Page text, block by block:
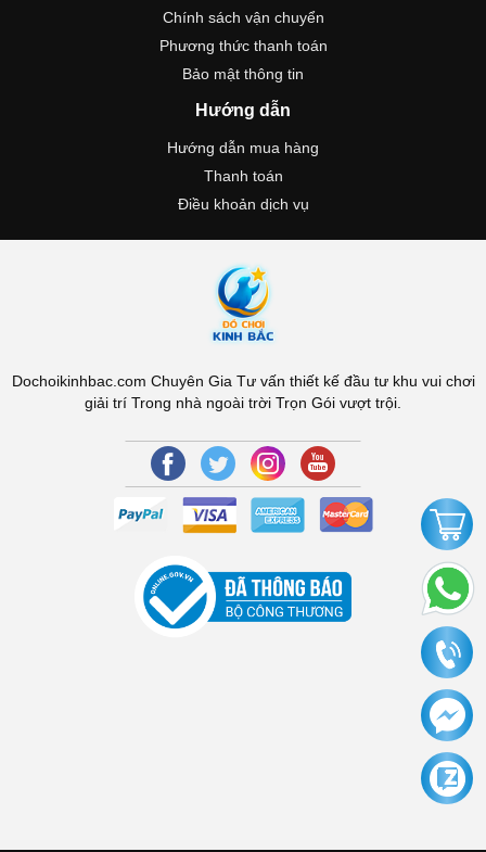
Chính sách vận chuyển
Phương thức thanh toán
Bảo mật thông tin
Hướng dẫn
Hướng dẫn mua hàng
Thanh toán
Điều khoản dịch vụ
Dochoikinhbac.com Chuyên Gia Tư vấn thiết kế đầu tư khu vui chơi
giải trí Trong nhà ngoài trời Trọn Gói vượt trội.